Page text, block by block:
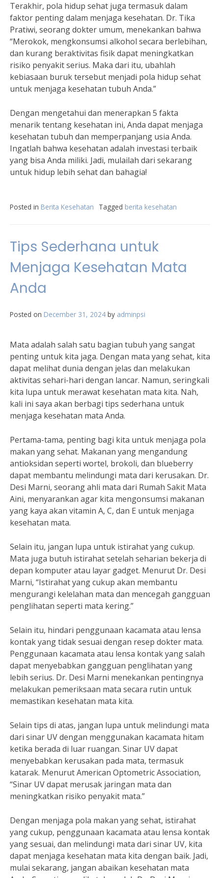
Terakhir, pola hidup sehat juga termasuk dalam
faktor penting dalam menjaga kesehatan. Dr. Tika
Pratiwi, seorang dokter umum, menekankan bahwa
“Merokok, mengkonsumsi alkohol secara berlebihan,
dan kurang beraktivitas fisik dapat meningkatkan
risiko penyakit serius. Maka dari itu, ubahlah
kebiasaan buruk tersebut menjadi pola hidup sehat
untuk menjaga kesehatan tubuh Anda.”
Dengan mengetahui dan menerapkan 5 fakta
menarik tentang kesehatan ini, Anda dapat menjaga
kesehatan tubuh dan memperpanjang usia Anda.
Ingatlah bahwa kesehatan adalah investasi terbaik
yang bisa Anda miliki. Jadi, mulailah dari sekarang
untuk hidup lebih sehat dan bahagia!
Posted in Berita Kesehatan Tagged berita kesehatan
Tips Sederhana untuk
Menjaga Kesehatan Mata
Anda
Posted on December 31, 2024 by adminpsi
Mata adalah salah satu bagian tubuh yang sangat
penting untuk kita jaga. Dengan mata yang sehat, kita
dapat melihat dunia dengan jelas dan melakukan
aktivitas sehari-hari dengan lancar. Namun, seringkali
kita lupa untuk merawat kesehatan mata kita. Nah,
kali ini saya akan berbagi tips sederhana untuk
menjaga kesehatan mata Anda.
Pertama-tama, penting bagi kita untuk menjaga pola
makan yang sehat. Makanan yang mengandung
antioksidan seperti wortel, brokoli, dan blueberry
dapat membantu melindungi mata dari kerusakan. Dr.
Desi Marni, seorang ahli mata dari Rumah Sakit Mata
Aini, menyarankan agar kita mengonsumsi makanan
yang kaya akan vitamin A, C, dan E untuk menjaga
kesehatan mata.
Selain itu, jangan lupa untuk istirahat yang cukup.
Mata juga butuh istirahat setelah seharian bekerja di
depan komputer atau layar gadget. Menurut Dr. Desi
Marni, “Istirahat yang cukup akan membantu
mengurangi kelelahan mata dan mencegah gangguan
penglihatan seperti mata kering.”
Selain itu, hindari penggunaan kacamata atau lensa
kontak yang tidak sesuai dengan resep dokter mata.
Penggunaan kacamata atau lensa kontak yang salah
dapat menyebabkan gangguan penglihatan yang
lebih serius. Dr. Desi Marni menekankan pentingnya
melakukan pemeriksaan mata secara rutin untuk
memastikan kesehatan mata kita.
Selain tips di atas, jangan lupa untuk melindungi mata
dari sinar UV dengan menggunakan kacamata hitam
ketika berada di luar ruangan. Sinar UV dapat
menyebabkan kerusakan pada mata, termasuk
katarak. Menurut American Optometric Association,
“Sinar UV dapat merusak jaringan mata dan
meningkatkan risiko penyakit mata.”
Dengan menjaga pola makan yang sehat, istirahat
yang cukup, penggunaan kacamata atau lensa kontak
yang sesuai, dan melindungi mata dari sinar UV, kita
dapat menjaga kesehatan mata kita dengan baik. Jadi,
mulai sekarang, jangan abaikan kesehatan mata